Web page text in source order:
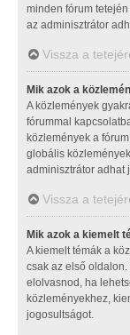
minden fórum
az adminisztrátor
Vissza a
Mik azok a
A közlemények
fórummal
közlemények a
globális
adminisztrátor adhat
Vissza a
Mik azok a kiemelt
A kiemelt témák a
csak az első
elolvasnod, ha
közleményekhez,
jogosultságot.